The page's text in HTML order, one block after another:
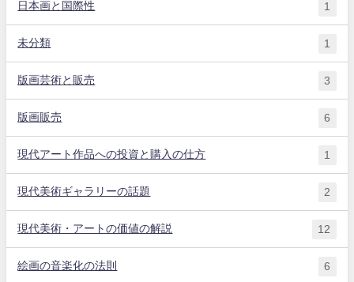
日本画と国際性 1
未分類 1
版画芸術と販売 3
版画販売 6
現代アート作品への投資と購入の仕方 1
現代美術ギャラリーの話題 2
現代美術・アートの価値の解説 12
絵画の音楽化の法則 6